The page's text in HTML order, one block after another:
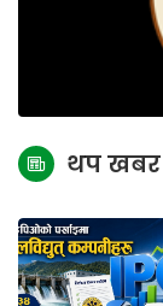
थप खबर